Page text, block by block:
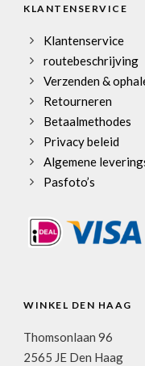
KLANTENSERVICE
Klantenservice
routebeschrijving
Verzenden &
Retourneren
Betaalmethodes
Privacy beleid
Algemene
Pasfoto’s
WINKEL DEN HAAG
Thomsonlaan 96
2565 JE Den Haag